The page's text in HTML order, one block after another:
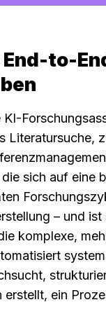
to-
Literatursuche,
sich auf eine
– und
komplexe,
ein